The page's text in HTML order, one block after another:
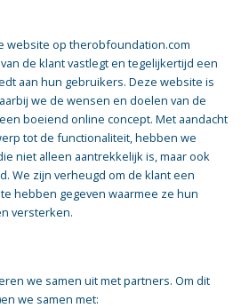
website op therobfoundation.com
de klant vastlegt en tegelijkertijd een
aan hun gebruikers. Deze website is
we de wensen en doelen van de
boeiend online concept. Met aandacht
tot de functionaliteit, hebben we
niet alleen aantrekkelijk is, maar ook
We zijn verheugd om de klant een
hebben gegeven waarmee ze hun
versterken.
we samen uit met partners. Om dit
we samen met: